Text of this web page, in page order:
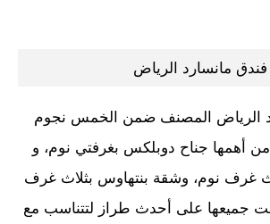
فندق مانسارد الرياض
الرياض المصنف ضمن الخمس نجوم
من أهمها جناح دوبلكس بغرفتي نوم، و
غرف نوم، وشقة بنتهاوس بثلاث غرف
جميعها على أحدث طراز لتتناسب مع